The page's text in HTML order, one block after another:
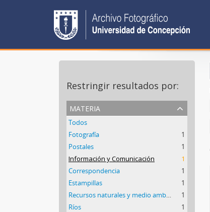
Restringir resultados por:
materia
Todos
Fotografía
1
Postales
1
Información y Comunicación
1
Correspondencia
1
Estampillas
1
Recursos naturales y medio ambiente
1
Ríos
1